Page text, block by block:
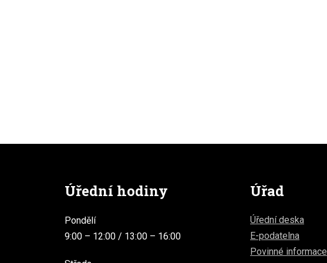
Úřední hodiny
Pondělí
9:00 – 12:00 / 13:00 – 16:00
Úřad
Úřední deska
E-podatelna
Povinné informace